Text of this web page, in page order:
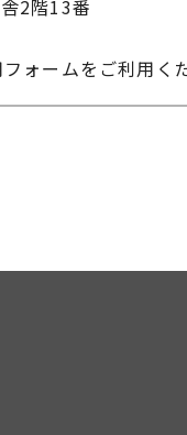
2階13番
ォームをご利用く